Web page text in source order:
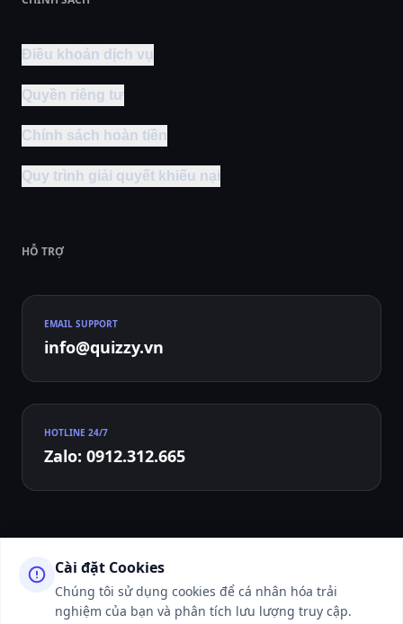
Cài đặt Cookies
Chúng tôi sử dụng cookies để cá nhân hóa trải
nghiệm của bạn và phân tích lưu lượng truy cập.
Điều khoản dịch vụ
Quyền riêng tư
Chính sách hoàn tiền
Quy trình giải quyết khiếu nại
HỖ TRỢ
EMAIL SUPPORT
info@quizzy.vn
HOTLINE 24/7
Zalo: 0912.312.665
© 2026 QUIZZY.VN - ALL RIGHTS RESERVED. WEBSITE ĐANG TRONG